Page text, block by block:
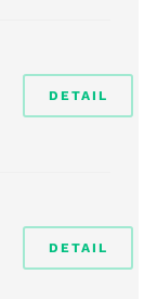
DETAIL
DETAIL